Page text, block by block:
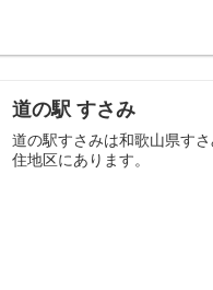
道の駅 すさみ
道の駅すさみは和歌山県す
住地区にあります。